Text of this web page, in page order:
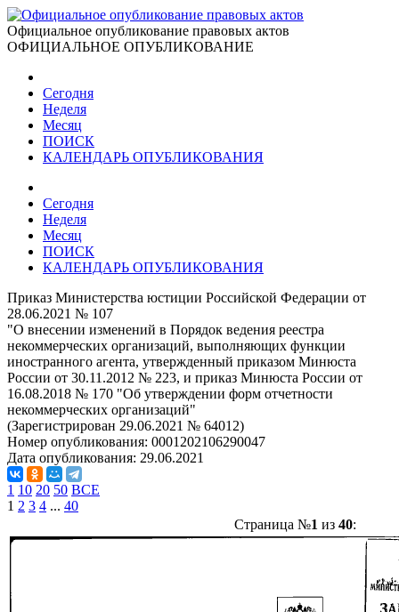
Официальное опубликование правовых актов
ОФИЦИАЛЬНОЕ ОПУБЛИКОВАНИЕ
Сегодня
Неделя
Месяц
ПОИСК
КАЛЕНДАРЬ ОПУБЛИКОВАНИЯ
Сегодня
Неделя
Месяц
ПОИСК
КАЛЕНДАРЬ ОПУБЛИКОВАНИЯ
Приказ Министерства юстиции Российской Федерации от
28.06.2021 № 107
"О внесении изменений в Порядок ведения реестра
некоммерческих организаций, выполняющих функции
иностранного агента, утвержденный приказом Минюста
России от 30.11.2012 № 223, и приказ Минюста России от
16.08.2018 № 170 "Об утверждении форм отчетности
некоммерческих организаций"
(Зарегистрирован 29.06.2021 № 64012)
Номер опубликования: 0001202106290047
Дата опубликования: 29.06.2021
1 10 20 50 ВСЕ
1 2 3 4 ... 40
Страница №1 из 40: